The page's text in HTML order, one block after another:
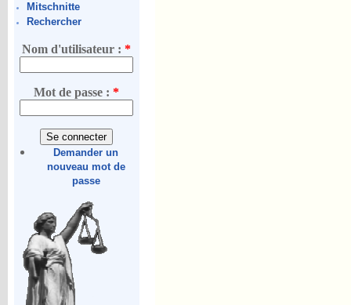
Mitschnitte
Rechercher
Nom d'utilisateur :*
Mot de passe :*
Demander un
nouveau mot de
passe